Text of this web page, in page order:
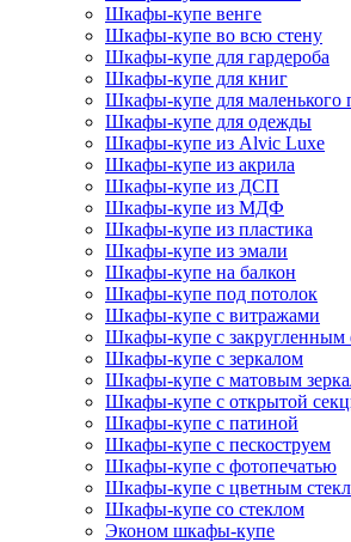
Шкафы-купе венге
Шкафы-купе во всю стену
Шкафы-купе для гардероба
Шкафы-купе для книг
Шкафы-купе для маленького
Шкафы-купе для одежды
Шкафы-купе из Alvic Luxe
Шкафы-купе из акрила
Шкафы-купе из ДСП
Шкафы-купе из МДФ
Шкафы-купе из пластика
Шкафы-купе из эмали
Шкафы-купе на балкон
Шкафы-купе под потолок
Шкафы-купе с витражами
Шкафы-купе с закругленным
Шкафы-купе с зеркалом
Шкафы-купе с матовым
Шкафы-купе с открытой
Шкафы-купе с патиной
Шкафы-купе с пескоструем
Шкафы-купе с фотопечатью
Шкафы-купе с цветным
Шкафы-купе со стеклом
Эконом шкафы-купе